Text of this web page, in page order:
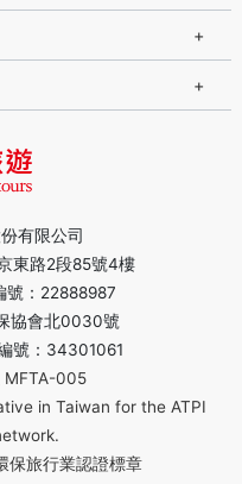
有限公司
東路2段85號4樓
號：22888987
協會北0030號
號：34301061
MFTA-005
in Taiwan for the ATPI
保旅行業認證標章